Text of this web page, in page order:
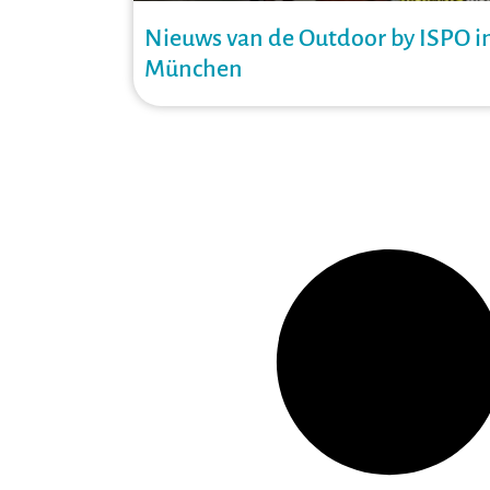
Nieuws van de Outdoor by ISPO
München